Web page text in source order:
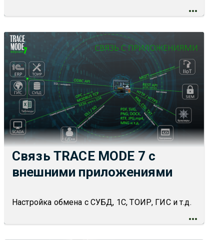
Связь TRACE MODE 7 с
внешними приложениями
Настройка обмена с СУБД, 1С, ТОИР, ГИС и т.д.